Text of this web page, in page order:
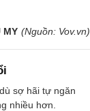
MY (Nguồn: Vov.vn)
sợ hãi tự ngăn
nhiều hơn.